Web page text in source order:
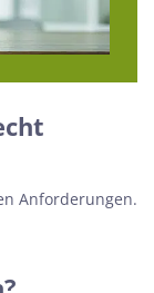
Anforderungen.